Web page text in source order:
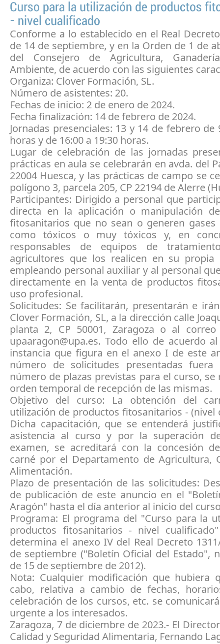
Curso para la utilización de productos
- nivel cualificado
Conforme a lo establecido en el Real
de 14 de septiembre, y en la Orden de 1 de
del Consejero de Agricultura,
Ambiente, de acuerdo con las siguientes
Organiza: Clover Formación, SL.
Número de asistentes: 20.
Fechas de inicio: 2 de enero de 2024.
Fecha finalización: 14 de febrero de 2024.
Jornadas presenciales: 13 y 14 de febrero de
horas y de 16:00 a 19:30 horas.
Lugar de celebración de las jornadas
prácticas en aula se celebrarán en avda. del
22004 Huesca, y las prácticas de campo se
polígono 3, parcela 205, CP 22194 de Alerre
Participantes: Dirigido a personal que
directa en la aplicación o manipulación
fitosanitarios que no sean o generen gases
como tóxicos o muy tóxicos y, en
responsables de equipos de
agricultores que los realicen en su propia
empleando personal auxiliar y al personal
directamente en la venta de productos
uso profesional.
Solicitudes: Se facilitarán, presentarán e
Clover Formación, SL, a la dirección calle
planta 2, CP 50001, Zaragoza o al correo
upaaragon@upa.es. Todo ello de acuerdo
instancia que figura en el anexo I de este
número de solicitudes presentadas fuera
número de plazas previstas para el curso, se
orden temporal de recepción de las mismas.
Objetivo del curso: La obtención del
utilización de productos fitosanitarios - (nivel
Dicha capacitación, que se entenderá
asistencia al curso y por la superación
examen, se acreditará con la concesión
carné por el Departamento de Agricultura,
Alimentación.
Plazo de presentación de las solicitudes:
de publicación de este anuncio en el
Aragón" hasta el día anterior al inicio del
Programa: El programa del "Curso para la
productos fitosanitarios - nivel
determina el anexo IV del Real Decreto
de septiembre ("Boletín Oficial del Estado",
de 15 de septiembre de 2012).
Nota: Cualquier modificación que hubiera
cabo, relativa a cambio de fechas,
celebración de los cursos, etc. se
urgente a los interesados.
Zaragoza, 7 de diciembre de 2023.- El
Calidad y Seguridad Alimentaria, Fernando